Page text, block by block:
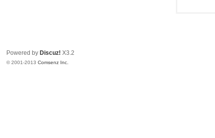
Powered by Discuz! X3.2
© 2001-2013Comsenz Inc.